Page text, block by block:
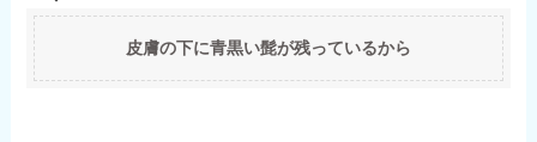
皮膚の下に青黒い髭が残っているから